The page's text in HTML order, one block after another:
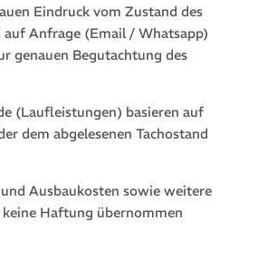
Eindruck vom Zustand des
Anfrage (Email / Whatsapp)
genauen Begutachtung des
(Laufleistungen) basieren auf
dem abgelesenen Tachostand
Ausbaukosten sowie weitere
Haftung übernommen